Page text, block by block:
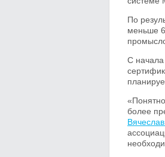
По
меньше
С начала
более